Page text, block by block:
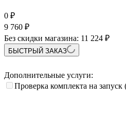
0 ₽
9 760 ₽
Без скидки магазина: 11 224 ₽
БЫСТРЫЙ ЗАКАЗ
Дополнительные услуги:
Проверка комплекта на запуск